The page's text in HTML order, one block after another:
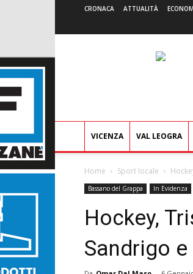
CRONACA ATTUALITÀ
VICENZA VAL LEOGRA
Home Sport locale
Bassano del Grappa In Evidenza
Hockey,
Sandrigo